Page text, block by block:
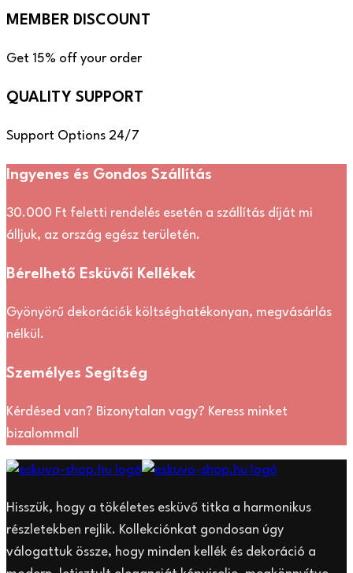
MEMBER DISCOUNT
Get 15% off your order
QUALITY SUPPORT
Support Options 24/7
Ingyenes és Gondos Szállítás
30.000 Ft feletti rendelés esetén a szállítás díját mi
álljuk, az ország egész területén.
Bérelhető Esküvői Kellékek
Gyönyörű dekorációk költséghatékonyan, megvásárlás
nélkül.
Személyes Segítség
Kérdésed van? Bizonytalan vagy? Keress minket
bizalommal!
Hisszük, hogy a tökéletes esküvő titka a harmonikus
részletekben rejlik. Kollekciónkat gondosan úgy
válogattuk össze, hogy minden kellék és dekoráció a